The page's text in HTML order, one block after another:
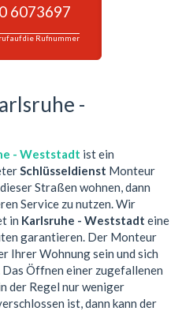
6073697
auf die Rufnummer
-
- Weststadt ist ein
Schlüsseldienst Monteur
Straßen wohnen, dann
Service zu nutzen. Wir
in Karlsruhe - Weststadt eine
garantieren. Der Monteur
Ihrer Wohnung sein und sich
Das Öffnen einer zugefallenen
der Regel nur weniger
ist, dann kann der